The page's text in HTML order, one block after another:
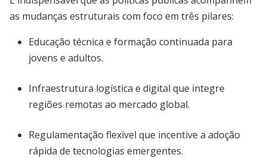
as mudanças estruturais com foco em três pilares:
Educação técnica e formação continuada para
jovens e adultos.
Infraestrutura logística e digital que integre
regiões remotas ao mercado global.
Regulamentação flexível que incentive a adoção
rápida de tecnologias emergentes.